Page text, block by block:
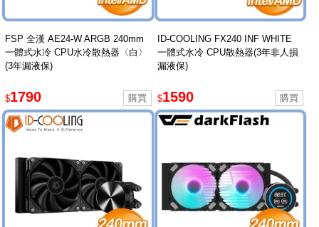
FSP 全漢 AE24-W ARGB 240mm
一體式水冷 CPU水冷散熱器〈白〉
(3年漏液保)
$1790
ID-COOLING FX240 INF WHITE
一體式水冷 CPU散熱器(3年非人損
漏液保)
$1590